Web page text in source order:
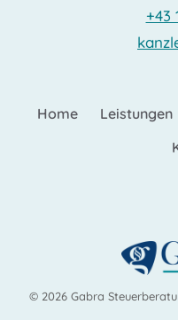
+43
Home Leistungen
© 2026 Gabra